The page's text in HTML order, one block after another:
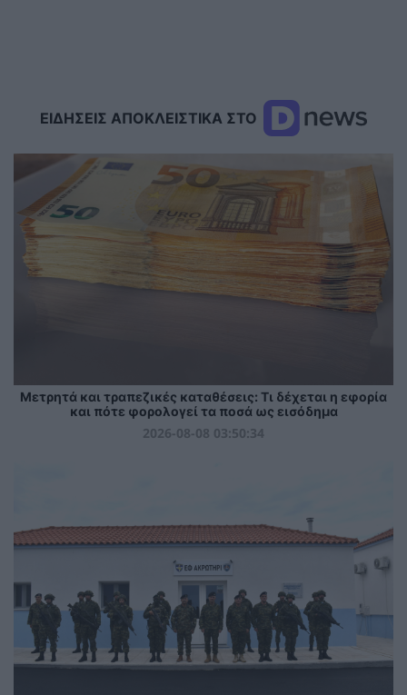
ΕΙΔΗΣΕΙΣ ΑΠΟΚΛΕΙΣΤΙΚΑ ΣΤΟ
Μετρητά και τραπεζικές καταθέσεις: Τι δέχεται η εφορία
και πότε φορολογεί τα ποσά ως εισόδημα
2026-08-08 03:50:34